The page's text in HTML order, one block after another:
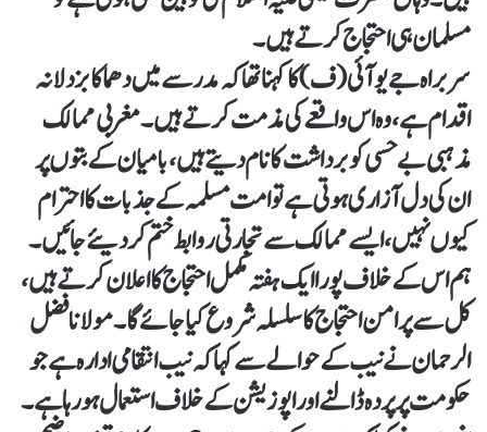
مسلمان ہی احتجاج کرتے ہیں۔
سربراہ جے یو آئی (ف) کا کہنا تھا کہ مدرسے میں دھماکا بزدلانہ
اقدام ہے، وہ اس واقعے کی مذمت کرتے ہیں۔ مغربی ممالک
مذہبی بے حسی کو برداشت کا نام دیتے ہیں، بامیان کے بتوں پر
ان کی دل آزاری ہوتی ہے تو امت مسلمہ کے جذبات کا احترام
کیوں نہیں، ایسے ممالک سے تجارتی روابط ختم کردیئے جائیں۔
ہم اس کے خلاف پورا ایک ہفتہ مکمل احتجاج کا اعلان کرتے ہیں،
کل سے پر امن احتجاج کا سلسلہ شروع کیا جائے گا۔مولانا فضل
الرحمان نے نیب کے حوالے سے کہا کہ نیب انتقامی ادارہ ہے جو
حکومت پر پردہ ڈالنے اور اپوزیشن کے خلاف استعمال ہو رہا ہے۔